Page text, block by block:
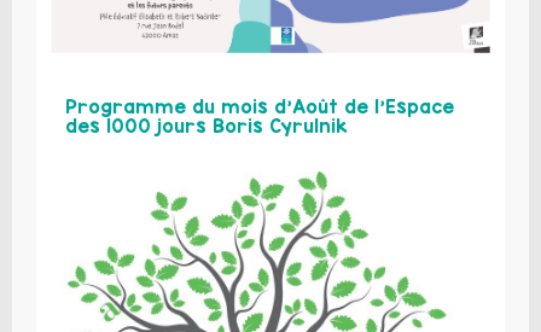
Programme du mois d’Août de l’Espace
des 1000 jours Boris Cyrulnik